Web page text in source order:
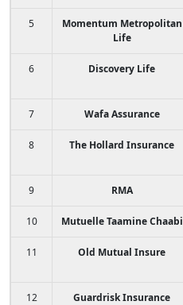
5
Momentum Metropolitan
Life
6 Discovery Life
7 Wafa Assurance
8 The Hollard Insurance
9 RMA
10 Mutuelle Taamine Chaabi
11 Old Mutual Insure
12 Guardrisk Insurance